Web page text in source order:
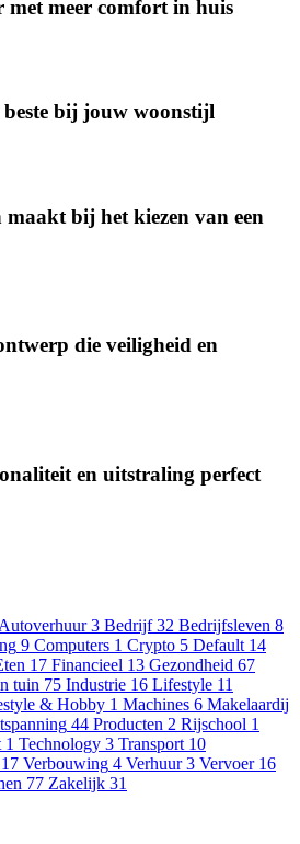
meer comfort in huis
bij jouw woonstijl
maakt bij het kiezen van een
die veiligheid en
en uitstraling perfect
Autoverhuur 3 Bedrijf 32 Bedrijfsleven 8
9 Computers 1 Crypto 5 Default 14
17 Financieel 13 Gezondheid 67
tuin 75 Industrie 16 Lifestyle 11
& Hobby 1 Machines 6 Makelaardij
44 Producten 2 Rijschool 1
1 Technology 3 Transport 10
17 Verbouwing 4 Verhuur 3 Vervoer 16
77 Zakelijk 31